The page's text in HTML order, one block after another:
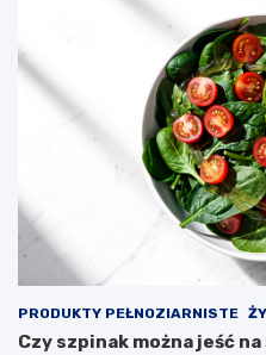
PRODUKTY PEŁNOZIARNISTE
Czy szpinak można jeść